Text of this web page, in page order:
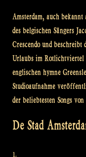
Amsterdam, auch
des belgischen Sängers
Crescendo und
Urlaubs im Rotlichtviertel
englischen hymne
Studioaufnahme
der beliebtesten Songs
De Stad
1.